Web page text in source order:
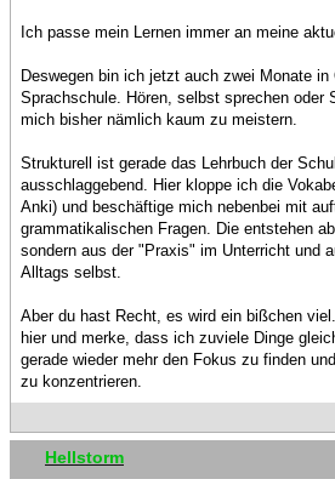
Ich passe mein Lernen immer an meine
Deswegen bin ich jetzt auch zwei Monate in
Sprachschule. Hören, selbst sprechen oder
mich bisher nämlich kaum zu meistern.
Strukturell ist gerade das Lehrbuch der
ausschlaggebend. Hier kloppe ich die
Anki) und beschäftige mich nebenbei mit
grammatikalischen Fragen. Die entstehen
sondern aus der "Praxis" im Unterricht und
Alltags selbst.
Aber du hast Recht, es wird ein bißchen
hier und merke, dass ich zuviele Dinge
gerade wieder mehr den Fokus zu finden
zu konzentrieren.
Hellstorm